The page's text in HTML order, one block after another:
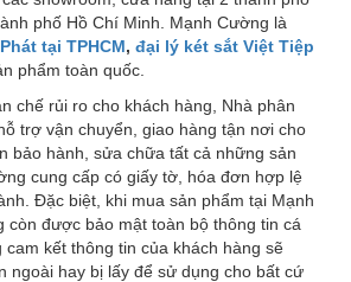
phố Hồ Chí Minh. Mạnh Cường là
tại TPHCM, đại lý két sắt Việt Tiệp
phẩm toàn quốc.
chế rủi ro cho khách hàng, Nhà phân
trợ vận chuyển, giao hàng tận nơi cho
bảo hành, sửa chữa tất cả những sản
cung cấp có giấy tờ, hóa đơn hợp lệ
Đặc biệt, khi mua sản phẩm tại Mạnh
còn được bảo mật toàn bộ thông tin cá
kết thông tin của khách hàng sẽ
ngoài hay bị lấy để sử dụng cho bất cứ